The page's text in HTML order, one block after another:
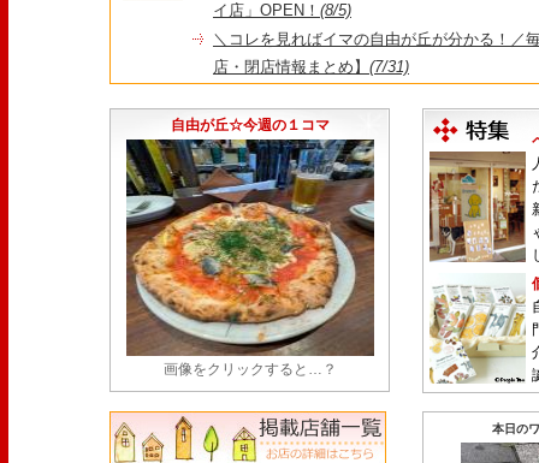
イ店」OPEN！ (8/5)
＼コレを見ればイマの自由が丘が分かる！／
店・閉店情報まとめ】 (7/31)
永久パス配布も！
自由が丘☆今週の１コマ
画像をクリックすると…？
本日の